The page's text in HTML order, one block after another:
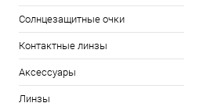
Солнцезащитные очки
Контактные линзы
Аксессуары
Линзы